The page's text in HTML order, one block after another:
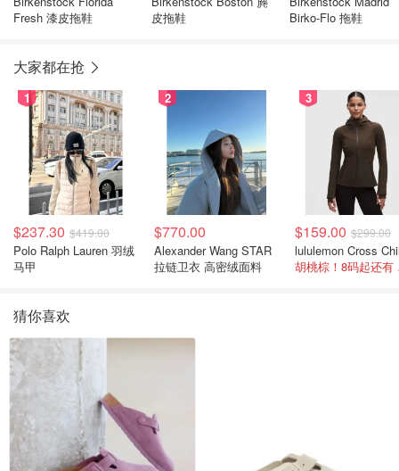
Fresh 漆皮拖鞋
皮拖鞋
Birko-Flo 拖鞋
大家都在抢
1
$237.30 $419.00
Polo Ralph Lauren 羽绒
马甲
2
$770.00
Alexander Wang STAR
拉链卫衣 高密绒面料
3
$159.00 $299.00
猜你喜欢